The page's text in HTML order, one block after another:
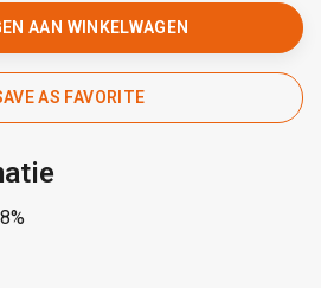
AAN WINKELWAGEN
AS FAVORITE